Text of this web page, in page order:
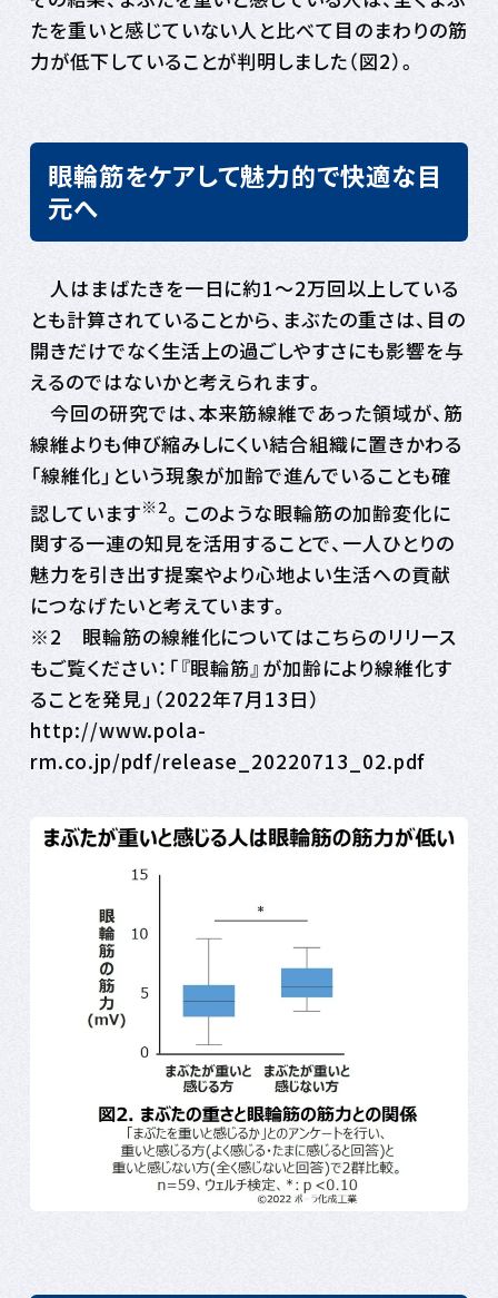
たを重いと感じていない人と比べて目のまわりの筋
力が低下していることが判明しました（図2）。
眼輪筋をケアして魅力的で快適な目
元へ
人はまばたきを一日に約1～2万回以上している
とも計算されていることから、まぶたの重さは、目の
開きだけでなく生活上の過ごしやすさにも影響を与
えるのではないかと考えられます。
今回の研究では、本来筋線維であった領域が、筋
線維よりも伸び縮みしにくい結合組織に置きかわる
「線維化」という現象が加齢で進んでいることも確
認しています※2。このような眼輪筋の加齢変化に
関する一連の知見を活用することで、一人ひとりの
魅力を引き出す提案やより心地よい生活への貢献
につなげたいと考えています。
※2 眼輪筋の線維化についてはこちらのリリース
もご覧ください：「『眼輪筋』が加齢により線維化す
ることを発見」（2022年7月13日）
http://www.pola-
rm.co.jp/pdf/release_20220713_02.pdf